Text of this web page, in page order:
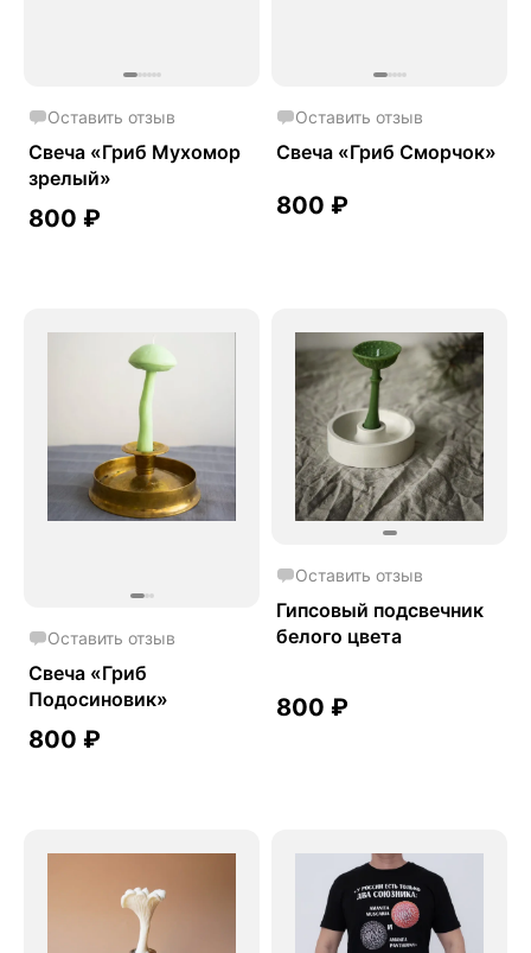
Оставить отзыв
Свеча «Гриб Мухомор
зрелый»
800 ₽
Оставить отзыв
Свеча «Гриб Сморчок»
800 ₽
Оставить отзыв
Свеча «Гриб
Подосиновик»
800 ₽
Оставить отзыв
Гипсовый подсвечник
белого цвета
800 ₽